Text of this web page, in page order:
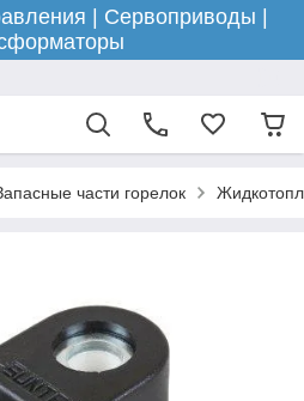
| Сервоприводы |
части горелок